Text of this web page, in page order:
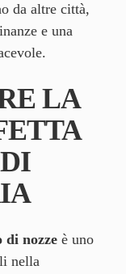
da altre città,
e una
LA
di nozzeè uno
nella